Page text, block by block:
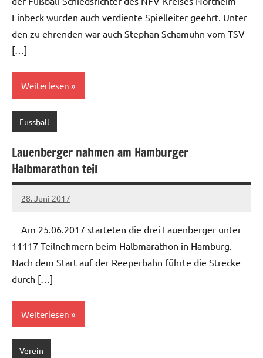
Einbeck wurden auch verdiente Spielleiter geehrt. Unter
den zu ehrenden war auch Stephan Schamuhn vom TSV
[…]
Weiterlesen
Fussball
Lauenberger nahmen am Hamburger
Halbmarathon teil
28. Juni 2017
Jens
Keine
Am 25.06.2017 starteten die drei Lauenberger unter
11117 Teilnehmern beim Halbmarathon in Hamburg.
Nach dem Start auf der Reeperbahn führte die Strecke
durch […]
Weiterlesen
Verein